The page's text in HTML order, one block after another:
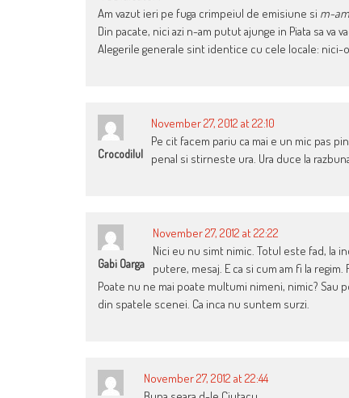
Am vazut ieri pe fuga crimpeiul de emisiune si m-am
Din pacate, nici azi n-am putut ajunge in Piata sa va
Alegerile generale sint identice cu cele locale: nici-
Crocodilul
November 27, 2012 at 22:10
Pe cit facem pariu ca mai e un mic pas
penal si stirneste ura. Ura duce la
Gabi Oarga
November 27, 2012 at 22:22
Nici eu nu simt nimic. Totul este fad, la
putere, mesaj. E ca si cum am fi la
Poate nu ne mai poate multumi nimeni, nimic?
din spatele scenei. Ca inca nu suntem surzi.
November 27, 2012 at 22:44